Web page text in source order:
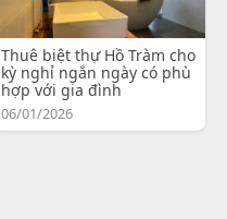
Thuê biệt thự Hồ Tràm cho
kỳ nghỉ ngắn ngày có phù
hợp với gia đình
06/01/2026